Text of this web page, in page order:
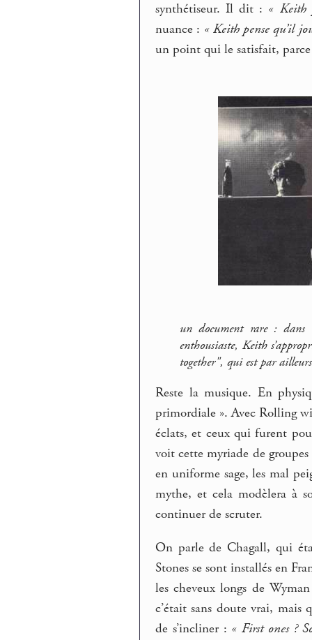
synthétiseur. Il dit : « Keith
nuance : « Keith pense qu’il
un point qui le satisfait,
un document rare :
enthousiaste, Keith
together", qui est par
Reste la musique. En
primordiale ». Avec Rolling
éclats, et ceux qui furent
voit cette myriade de
en uniforme sage, les mal
mythe, et cela modèlera à
continuer de scruter.
On parle de Chagall, qui
Stones se sont installés en
les cheveux longs de
c’était sans doute vrai, mais
de s’incliner : « First ones ?